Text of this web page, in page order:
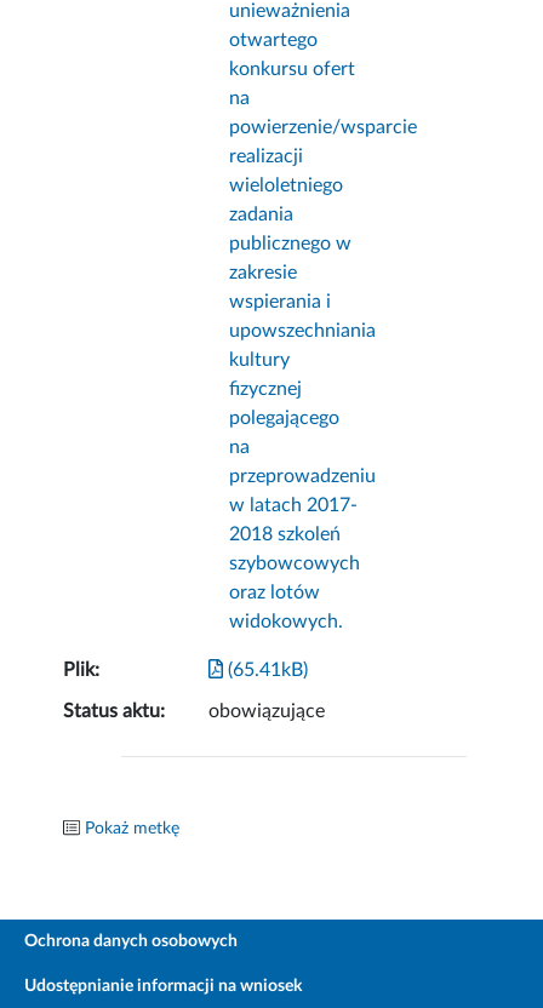
unieważnienia
otwartego
konkursu ofert
na
powierzenie/wsparcie
realizacji
wieloletniego
zadania
publicznego w
zakresie
wspierania i
upowszechniania
kultury
fizycznej
polegającego
na
przeprowadzeniu
w latach 2017-
2018 szkoleń
szybowcowych
oraz lotów
widokowych.
Plik: (65.41kB)
Status aktu: obowiązujące
Pokaż metkę
Ochrona danych osobowych
Udostępnianie informacji na wniosek